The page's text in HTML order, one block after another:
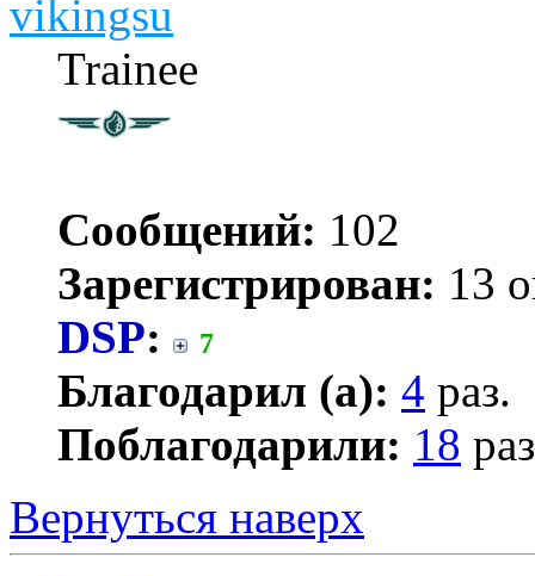
vikingsu
Trainee
Сообщений: 102
Зарегистрирован: 13
DSP: 7
Благодарил (а): 4 раз.
Поблагодарили: 18
Вернуться наверх